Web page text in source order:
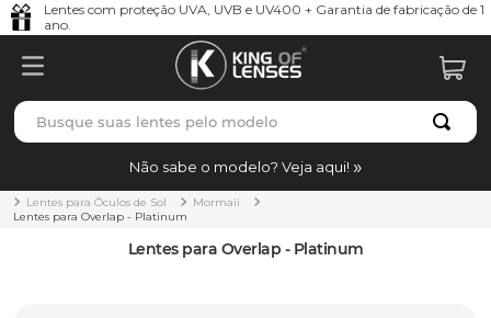
Lentes com proteção UVA, UVB e UV400 + Garantia de fabricação de 1
ano.
Busque suas lentes pelo modelo
Não sabe o modelo? Veja aqui!
Lentes para Óculos de Sol
Mormaii
Lentes para Overlap - Platinum
Lentes para Overlap - Platinum
TERMOS MAIS BUSCADOS
1º borrachas
holbrook